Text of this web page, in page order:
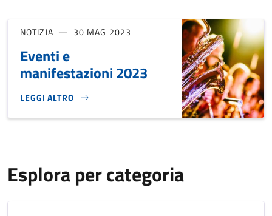
NOTIZIA 30 MAG 2023
Eventi e
manifestazioni 2023
LEGGI ALTRO
EVENTI E MANIFESTAZIONI 2023}
Esplora per categoria